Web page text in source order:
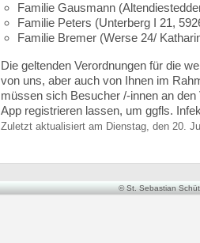
Familie Gausmann
Familie Peters (Unterberg I 21,
Familie Bremer (Werse 24/
Die geltenden Verordnungen für die
von uns, aber auch von Ihnen im
müssen sich Besucher /-innen an
App registrieren lassen, um ggfls.
Zuletzt aktualisiert am Dienstag, den 20.
© St. Sebastian